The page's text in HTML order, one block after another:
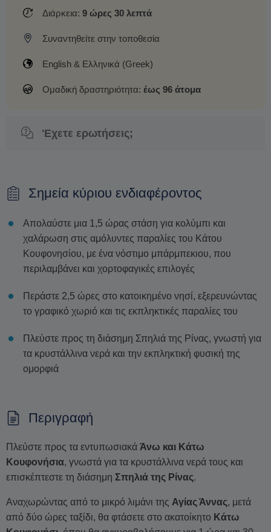
Διάρκεια: 9 ώρες 30 λεπτά
Συναντηθείτε στην τοποθεσία
English & Ελληνικά (Greek)
Ομαδική δραστηριότητα: έως 96 άτομα
'Εχετε ερωτήσεις;
Σημεία κύριου ενδιαφέροντος
Απολαύστε μια 1,5 ώρας στάση για κολύμπι και
χαλάρωση στις αμόλυντες παραλίες του Κάτου
Κουφονησίου, με ένα νόστιμο μπάρμπεκιου, που
περιλαμβάνει και χορτοφαγικές επιλογές
Περάστε 2,5 ώρες στο κατοικημένο νησί, εξερευνώντας
το γραφικό χωριό και τις εκπληκτικές παραλίες του
Πλεύστε προς τη διάσημη Σπηλιά της Ρίνας, γνωστή για
τα κρυστάλλινα νερά και την εκπληκτική φυσική της
ομορφιά
Περιγραφή
Πλεύστε προς τα εντυπωσιακά Άνω και Κάτω
Κουφονήσια, γνωστά για τα κρυστάλλινα νερά τους και
επισκέπτεστε τη διάσημη Σπηλιά της Ρίνας.
Αναχωρώντας από το μικρό λιμάνι της Αγίας Άννας, μετά
από δύο ώρες ταξίδι, θα φτάσετε στο ακατοίκητο Κάτω